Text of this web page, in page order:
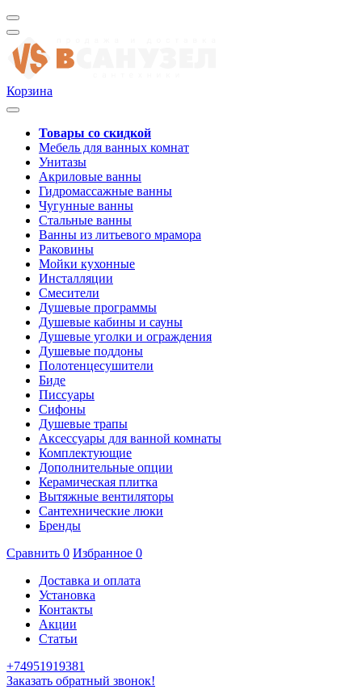
Корзина
Товары со скидкой
Мебель для ванных комнат
Унитазы
Акриловые ванны
Гидромассажные ванны
Чугунные ванны
Стальные ванны
Ванны из литьевого мрамора
Раковины
Мойки кухонные
Инсталляции
Смесители
Душевые программы
Душевые кабины и сауны
Душевые уголки и ограждения
Душевые поддоны
Полотенцесушители
Биде
Писсуары
Сифоны
Душевые трапы
Аксессуары для ванной комнаты
Комплектующие
Дополнительные опции
Керамическая плитка
Вытяжные вентиляторы
Сантехнические люки
Бренды
Сравнить 0 Избранное 0
Доставка и оплата
Установка
Контакты
Акции
Статьи
+74951919381
Заказать обратный звонок!